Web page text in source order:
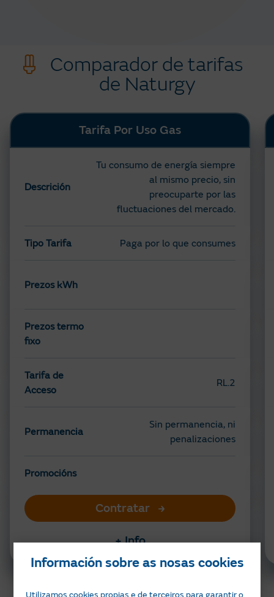
Comparador de tarifas
de Naturgy
Prezos sen impostos
Tarifa Por Uso Gas
Descrición
Tu consumo de energía siempre
al mismo precio, sin
preocuparte por las
fluctuaciones del mercado.
Tipo Tarifa Paga por lo que consumes
Prezos kWh
Prezos termo
fixo
Tarifa de
Acceso
RL.2
Permanencia
Sin permanencia, ni
penalizaciones
Promocións
Contratar
+ Info
Información sobre as nosas cookies
Utilizamos cookies propias e de terceiros para garantir o